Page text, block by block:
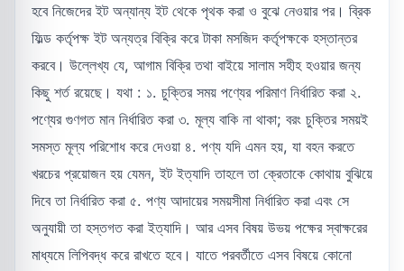
হবে নিজেদের ইট অন্যান্য ইট থেকে পৃথক করা ও বুঝে নেওয়ার পর। ব্রিক
ফিল্ড কর্তৃপক্ষ ইট অন্যত্র বিক্রি করে টাকা মসজিদ কর্তৃপক্ষকে হস্তান্তর
করবে। উল্লেখ্য যে, আগাম বিক্রি তথা বাইয়ে সালাম সহীহ হওয়ার জন্য
কিছু শর্ত রয়েছে। যথা : ১. চুক্তির সময় পণ্যের পরিমাণ নির্ধারিত করা ২.
পণ্যের গুণগত মান নির্ধারিত করা ৩. মূল্য বাকি না থাকা; বরং চুক্তির সময়ই
সমস্ত মূল্য পরিশোধ করে দেওয়া ৪. পণ্য যদি এমন হয়, যা বহন করতে
খরচের প্রয়োজন হয় যেমন, ইট ইত্যাদি তাহলে তা ক্রেতাকে কোথায় বুঝিয়ে
দিবে তা নির্ধারিত করা ৫. পণ্য আদায়ের সময়সীমা নির্ধারিত করা এবং সে
অনুযায়ী তা হস্তগত করা ইত্যাদি। আর এসব বিষয় উভয় পক্ষের স্বাক্ষরের
মাধ্যমে লিপিবদ্ধ করে রাখতে হবে। যাতে পরবর্তীতে এসব বিষয়ে কোনো